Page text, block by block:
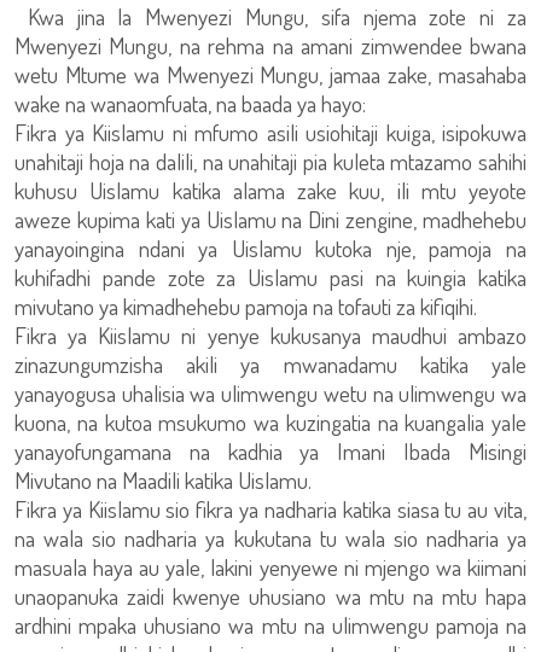
Kwa jina la Mwenyezi Mungu, sifa njema zote ni za
Mwenyezi Mungu, na rehma na amani zimwendee bwana
wetu Mtume wa Mwenyezi Mungu, jamaa zake, masahaba
wake na wanaomfuata, na baada ya hayo:
Fikra ya Kiislamu ni mfumo asili usiohitaji kuiga, isipokuwa
unahitaji hoja na dalili, na unahitaji pia kuleta mtazamo sahihi
kuhusu Uislamu katika alama zake kuu, ili mtu yeyote
aweze kupima kati ya Uislamu na Dini zengine, madhehebu
yanayoingina ndani ya Uislamu kutoka nje, pamoja na
kuhifadhi pande zote za Uislamu pasi na kuingia katika
mivutano ya kimadhehebu pamoja na tofauti za kifiqihi.
Fikra ya Kiislamu ni yenye kukusanya maudhui ambazo
zinazungumzisha akili ya mwanadamu katika yale
yanayogusa uhalisia wa ulimwengu wetu na ulimwengu wa
kuona, na kutoa msukumo wa kuzingatia na kuangalia yale
yanayofungamana na kadhia ya Imani Ibada Misingi
Mivutano na Maadili katika Uislamu.
Fikra ya Kiislamu sio fikra ya nadharia katika siasa tu au vita,
na wala sio nadharia ya kukutana tu wala sio nadharia ya
masuala haya au yale, lakini yenyewe ni mjengo wa kiimani
unaopanuka zaidi kwenye uhusiano wa mtu na mtu hapa
ardhini mpaka uhusiano wa mtu na ulimwengu pamoja na